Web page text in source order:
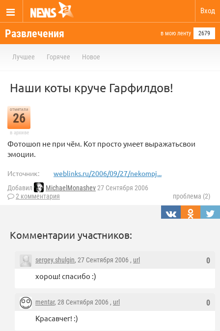
Вход
Развлечения в мою ленту 2679
Лучшее Горячее Новое
Наши коты круче Гарфилдов!
отметили
26
в архиве
Фотошоп не при чём. Кот просто умеет выражатьсвои
эмоции.
Источник: weblinks.ru/2006/09/27/nekompj...
Добавил MichaelMonashev27 Сентября 2006
2 комментария
проблема (2)
Комментарии участников:
0
sergey.shulgin, 27 Сентября 2006 , url
хорош! спасибо :)
0
mentar, 28 Сентября 2006 , url
Красавчег! :)